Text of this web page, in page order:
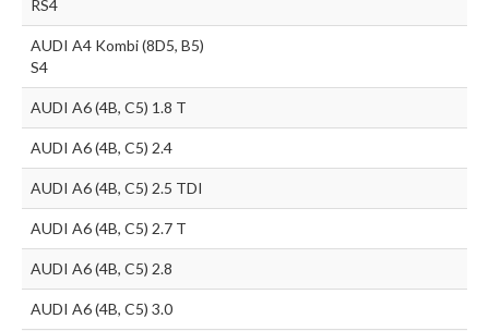
RS4
AUDI A4 Kombi (8D5, B5)
S4
AUDI A6 (4B, C5) 1.8 T
AUDI A6 (4B, C5) 2.4
AUDI A6 (4B, C5) 2.5 TDI
AUDI A6 (4B, C5) 2.7 T
AUDI A6 (4B, C5) 2.8
AUDI A6 (4B, C5) 3.0